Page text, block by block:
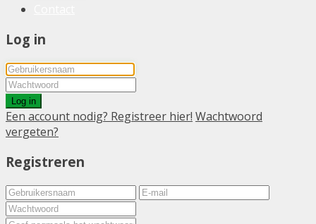
Log in
Log in
Een account nodig? Registreer hier! Wachtwoord
vergeten?
Registreren